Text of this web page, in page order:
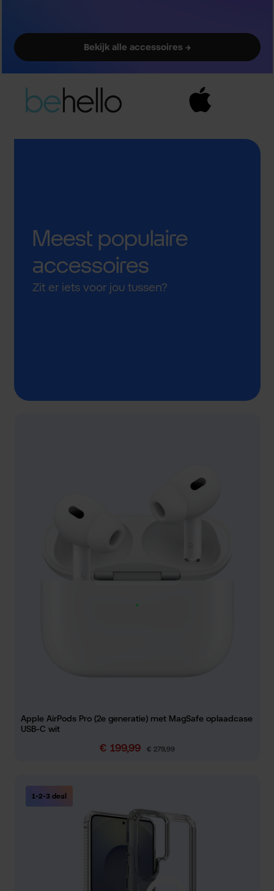
Bekijk alle accessoires →
Meest populaire
accessoires
Zit er iets voor jou tussen?
Apple AirPods Pro (2e generatie) met MagSafe oplaadcase
USB-C wit
Verkoopprijs:
€ 199,99 Normale prijs:
€ 279,99
1-2-3 deal